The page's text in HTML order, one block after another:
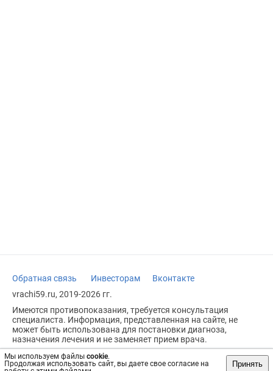
Мы используем файлы cookie.
Продолжая использовать сайт, вы даете свое согласие на
Принять
Обратная связь Инвесторам
Вконтакте
vrachi59.ru, 2019-2026 гг.
Имеются противопоказания, требуется консультация
специалиста. Информация, представленная на сайте, не
может быть использована для постановки диагноза,
назначения лечения и не заменяет прием врача.
Возрастное ограничение: 18+